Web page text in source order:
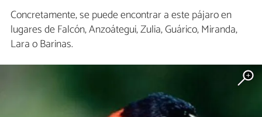
Concretamente, se puede encontrar a este pájaro en
lugares de Falcón, Anzoátegui, Zulia, Guárico, Miranda,
Lara o Barinas.